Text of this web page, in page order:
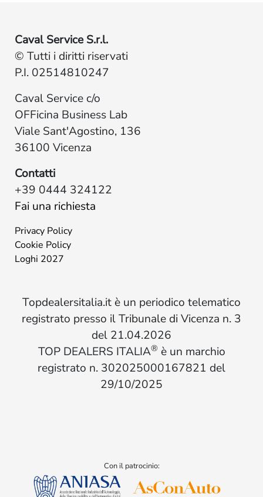
Caval Service S.r.l.
© Tutti i diritti riservati
P.I. 02514810247
Caval Service c/o
OFFicina Business Lab
Viale Sant'Agostino, 136
36100 Vicenza
Contatti
+39 0444 324122
Fai una richiesta
Privacy Policy
Cookie Policy
Loghi 2027
Topdealersitalia.it è un periodico telematico
registrato presso il Tribunale di Vicenza n. 3
del 21.04.2026
TOP DEALERS ITALIA® è un marchio
registrato n. 302025000167821 del
29/10/2025
Con il patrocinio: